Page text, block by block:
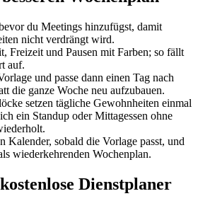
du Meetings hinzufügst, damit
nicht verdrängt wird.
Freizeit und Pausen mit Farben; so fällt
auf.
und passe dann einen Tag nach
die ganze Woche neu aufzubauen.
setzen tägliche Gewohnheiten einmal
ein Standup oder Mittagessen ohne
Kalender, sobald die Vorlage passt, und
wiederkehrenden Wochenplan.
Dienstplaner